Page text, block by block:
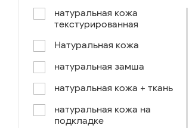
комбинированный
коричнево-зеленый
коричневый-синий
коричневый/светло-
коричневый /ручное окраш.-
натуральная кожа
текстурированная
Натуральная кожа
натуральная замша
натуральная кожа + ткань
натуральная кожа на
подкладке